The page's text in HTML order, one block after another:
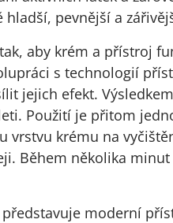
pevnější a
aby krém a přístroj
s technologií
jejich efekt.
Použití je přitom
vrstvu krému na
Během několika
moderní